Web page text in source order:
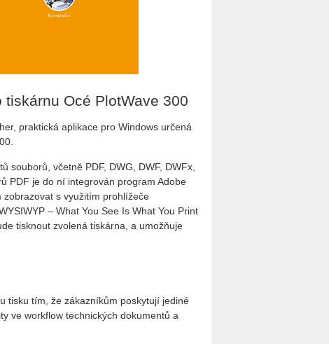
Océ PlotWave 300
praktická aplikace pro Windows určená
souborů, včetně PDF, DWG, DWF, DWFx,
PDF je do ní integrován program Adobe
zobrazovat s využitím prohlížeče
– What You See Is What You Print
tisknout zvolená tiskárna, a umožňuje
tisku tím, že zákazníkům poskytují jediné
ve workflow technických dokumentů a